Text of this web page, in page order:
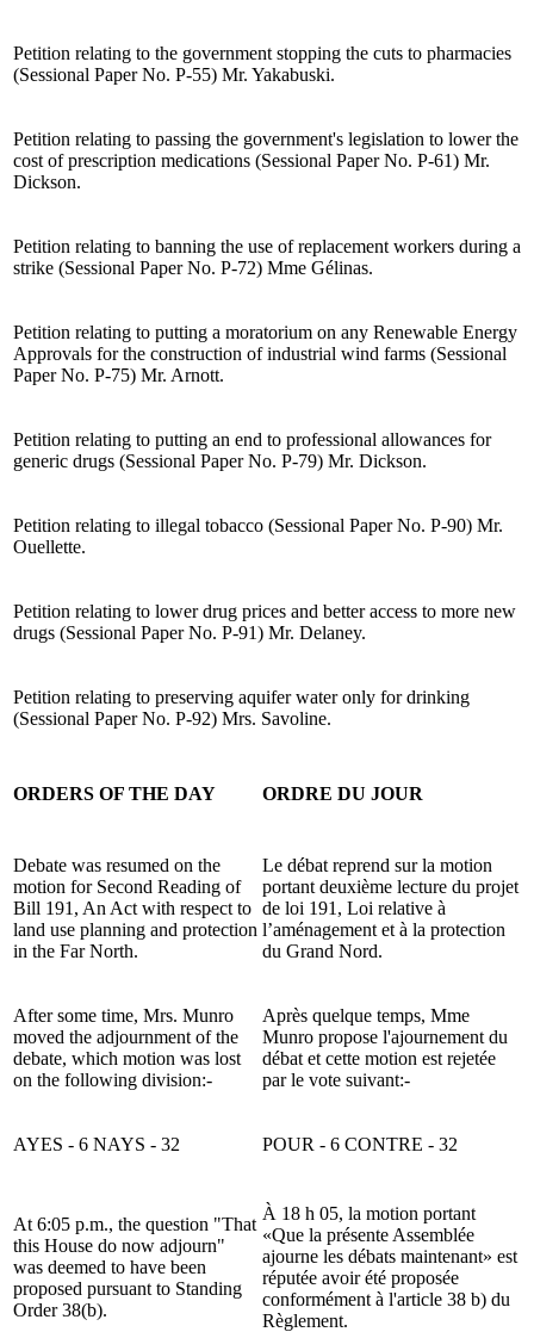
Petition relating to the government stopping the cuts to pharmacies
(Sessional Paper No. P-55) Mr. Yakabuski.
Petition relating to passing the government's legislation to lower the
cost of prescription medications (Sessional Paper No. P-61) Mr.
Dickson.
Petition relating to banning the use of replacement workers during a
strike (Sessional Paper No. P-72) Mme Gélinas.
Petition relating to putting a moratorium on any Renewable Energy
Approvals for the construction of industrial wind farms (Sessional
Paper No. P-75) Mr. Arnott.
Petition relating to putting an end to professional allowances for
generic drugs (Sessional Paper No. P-79) Mr. Dickson.
Petition relating to illegal tobacco (Sessional Paper No. P-90) Mr.
Ouellette.
Petition relating to lower drug prices and better access to more new
drugs (Sessional Paper No. P-91) Mr. Delaney.
Petition relating to preserving aquifer water only for drinking
(Sessional Paper No. P-92) Mrs. Savoline.
ORDERS OF THE DAY ORDRE DU JOUR
Debate was resumed on the
motion for Second Reading of
Bill 191, An Act with respect to
land use planning and protection
in the Far North.
Le débat reprend sur la motion
portant deuxième lecture du projet
de loi 191, Loi relative à
l’aménagement et à la protection
du Grand Nord.
After some time, Mrs. Munro
moved the adjournment of the
debate, which motion was lost
on the following division:-
Après quelque temps, Mme
Munro propose l'ajournement du
débat et cette motion est rejetée
par le vote suivant:-
AYES - 6 NAYS - 32 POUR - 6 CONTRE - 32
At 6:05 p.m., the question "That
this House do now adjourn"
was deemed to have been
proposed pursuant to Standing
Order 38(b).
À 18 h 05, la motion portant
«Que la présente Assemblée
ajourne les débats maintenant» est
réputée avoir été proposée
conformément à l'article 38 b) du
Règlement.